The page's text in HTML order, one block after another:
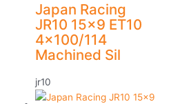
Japan Racing
JR10 15×9 ET10
4×100/114
Machined Sil
jr10